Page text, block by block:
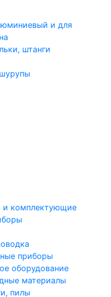
и для
штанги
и комплектующие
приборы
оборудование
материалы
пилы